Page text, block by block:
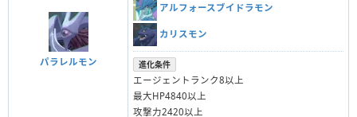
パラレルモン
アルフォースブイドラモン
カリスモン
進化条件
エージェントランク8以上
最大HP4840以上
攻撃力2420以上